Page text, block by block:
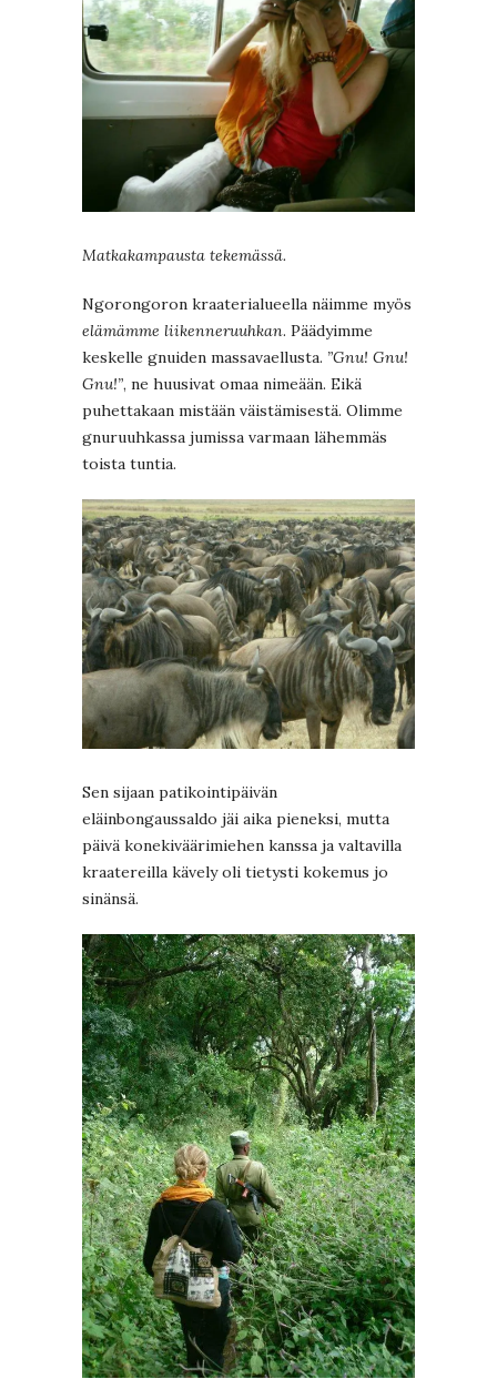
Matkakampausta tekemässä.
Ngorongoron kraaterialueella näimme myös
elämämme liikenneruuhkan. Päädyimme
keskelle gnuiden massavaellusta. ”Gnu! Gnu!
Gnu!”, ne huusivat omaa nimeään. Eikä
puhettakaan mistään väistämisestä. Olimme
gnuruuhkassa jumissa varmaan lähemmäs
toista tuntia.
Sen sijaan patikointipäivän
eläinbongaussaldo jäi aika pieneksi, mutta
päivä konekiväärimiehen kanssa ja valtavilla
kraatereilla kävely oli tietysti kokemus jo
sinänsä.